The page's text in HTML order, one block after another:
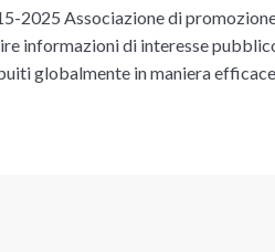
2025 Associazione di
informazioni di interesse
globalmente in maniera